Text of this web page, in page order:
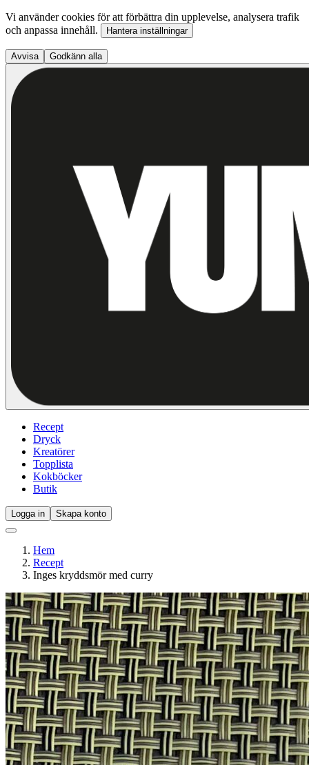
Vi använder cookies för att förbättra din upplevelse, analysera trafik
och anpassa innehåll.
Hantera inställningar
Avvisa Godkänn alla
Recept
Dryck
Kreatörer
Topplista
Kokböcker
Butik
Logga in Skapa konto
Hem
Recept
Inges kryddsmör med curry